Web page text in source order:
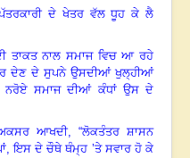
ਦੇ ਖੇਤਰ ਵੱਲ ਧੂਹ ਕੇ ਲੈ
ਤਾਕਤ ਨਾਲ ਸਮਾਜ ਵਿਚ ਆ ਰਹੇ
ਦੇਣ ਦੇ ਸੁਪਨੇ ਉਸਦੀਆਂ ਖੁਲ੍ਹੀਆਂ
ਸਮਾਜ ਦੀਆਂ ਕੰਧਾਂ ਉਸ ਦੇ
ਆਖਦੀ, “ਲੋਕਤੰਤਰ ਸ਼ਾਸਨ
,ਇਸ ਦੇ ਚੌਥੇ ਥੰਮ੍ਹ ’ਤੇ ਸਵਾਰ ਹੋ ਕੇ